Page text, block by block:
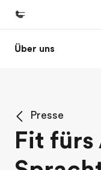
Home
Alle Programme ansehen
Büros
Büros in der Nähe
Über uns
Presse
Fit fürs